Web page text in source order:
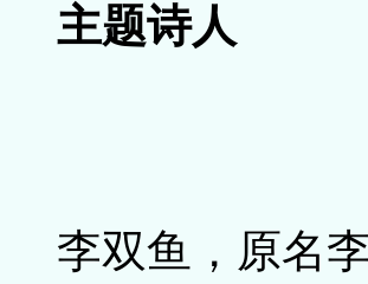
主题诗人
李双鱼，原名